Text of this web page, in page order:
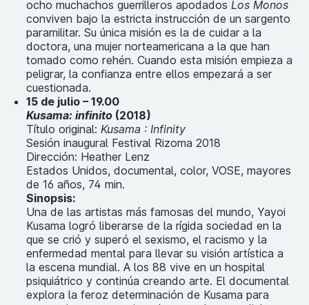
ocho muchachos guerrilleros apodados Los Monos
conviven bajo la estricta instrucción de un sargento
paramilitar. Su única misión es la de cuidar a la
doctora, una mujer norteamericana a la que han
tomado como rehén. Cuando esta misión empieza a
peligrar, la confianza entre ellos empezará a ser
cuestionada.
15 de julio – 19.00
Kusama: infinito (2018)
Título original: Kusama : Infinity
Sesión inaugural Festival Rizoma 2018
Dirección: Heather Lenz
Estados Unidos, documental, color, VOSE, mayores
de 16 años, 74 min.
Sinopsis:
Una de las artistas más famosas del mundo, Yayoi
Kusama logró liberarse de la rígida sociedad en la
que se crió y superó el sexismo, el racismo y la
enfermedad mental para llevar su visión artística a
la escena mundial. A los 88 vive en un hospital
psiquiátrico y continúa creando arte. El documental
explora la feroz determinación de Kusama para